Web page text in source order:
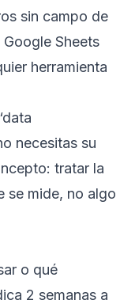
sin campo de
Sheets
herramienta
necesitas su
tratar la
se mide, no algo
o qué
2 semanas a